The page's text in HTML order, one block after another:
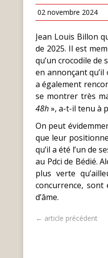
02 novembre 2024
Jean Louis Billon
de 2025. Il est
qu’un crocodile de
en annonçant
a également
se montrer très
48h», a-t-il tenu à
On peut
que leur
qu’il a été l’un de
au Pdci de Bédié.
plus verte
concurrence, sont
d’âme.
← article précédent